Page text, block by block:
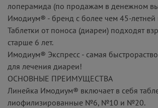
лоперамида (по продажам в денежном
Имодиум® - бренд с более чем 45-летней
Таблетки от поноса (диареи) подходят
старше 6 лет.
Имодиум® Экспресс - самая
для лечения диареи!
ОСНОВНЫЕ ПРЕИМУЩЕСТВА
Линейка Имодиум® включает в себя
лиофилизированные №6, №10 и №20.